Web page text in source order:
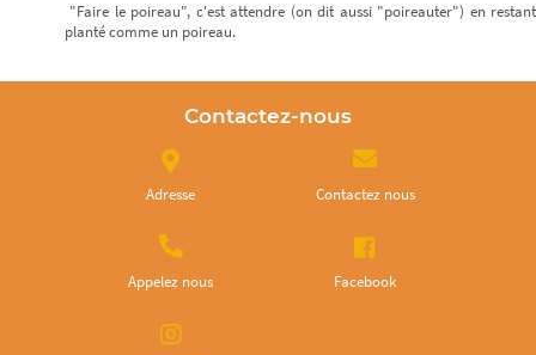
"Faire le poireau", c'est attendre (on dit aussi "poireauter") en restant
planté comme un poireau.
Contactez-nous
Adresse Contactez nous
Appelez nous Facebook